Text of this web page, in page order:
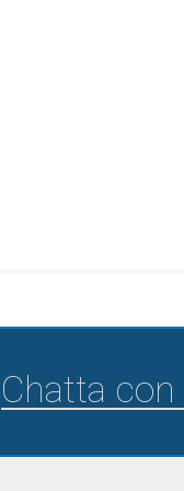
Chatta con